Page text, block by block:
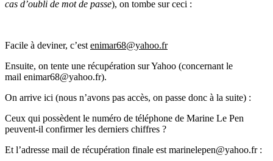
cas d’oubli de mot de passe), on tombe sur ceci :
Facile à deviner, c’est enimar68@yahoo.fr
Ensuite, on tente une récupération sur Yahoo (concernant le
mail enimar68@yahoo.fr).
On arrive ici (nous n’avons pas accès, on passe donc à la suite) :
Ceux qui possèdent le numéro de téléphone de Marine Le Pen
peuvent-il confirmer les derniers chiffres ?
Et l’adresse mail de récupération finale est marinelepen@yahoo.fr :